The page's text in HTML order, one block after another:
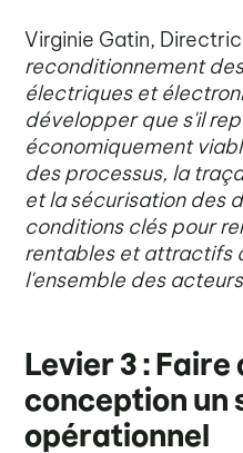
Virginie Gatin,
reconditionnement
électriques et
développer que s'il
économiquement
des processus, la
et la sécurisation des
conditions clés pour
rentables et attractifs
l'ensemble des
Levier 3 : Faire
conception un
opérationnel